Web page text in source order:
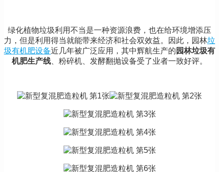
绿化植物垃圾利用不当是一种资源浪费，也在给环境增添压
力，但是利用得当就能带来经济和社会双效益。因此，园林垃
圾有机肥设备近几年被广泛应用，其中辉航生产的 园林垃圾有
机肥生产线 、粉碎机、发酵翻抛设备受了业者一致好评。